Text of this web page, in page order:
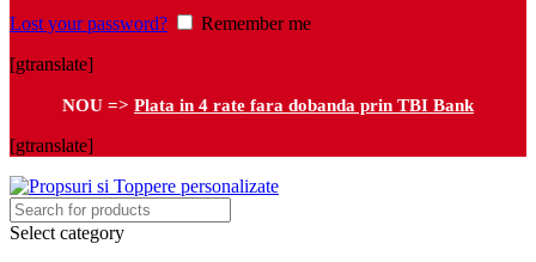
Lost your password?
Remember me
[gtranslate]
NOU => Plata in 4 rate fara dobanda prin TBI Bank
[gtranslate]
Select category